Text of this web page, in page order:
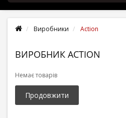
Виробники Action
ВИРОБНИК ACTION
Немає товарів
Продовжити